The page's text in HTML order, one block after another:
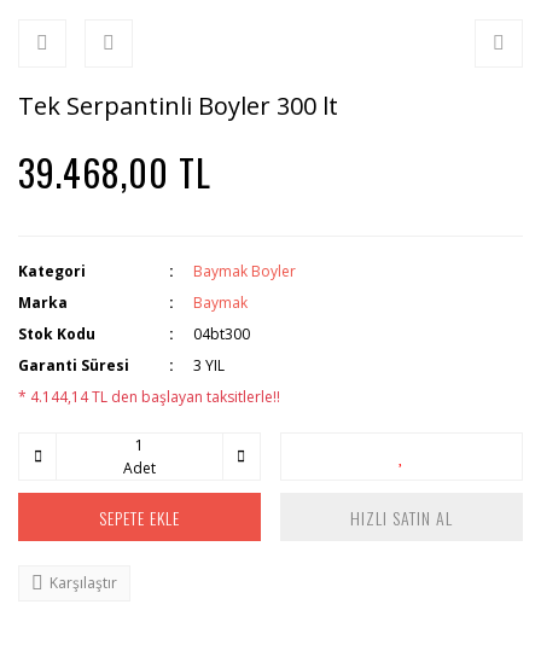
Tek Serpantinli Boyler 300 lt
39.468,00 TL
Kategori
Baymak Boyler
Marka
Baymak
Stok Kodu
04bt300
Garanti Süresi
3 YIL
* 4.144,14 TL den başlayan taksitlerle!!
Adet
SEPETE EKLE HIZLI SATIN AL
Karşılaştır